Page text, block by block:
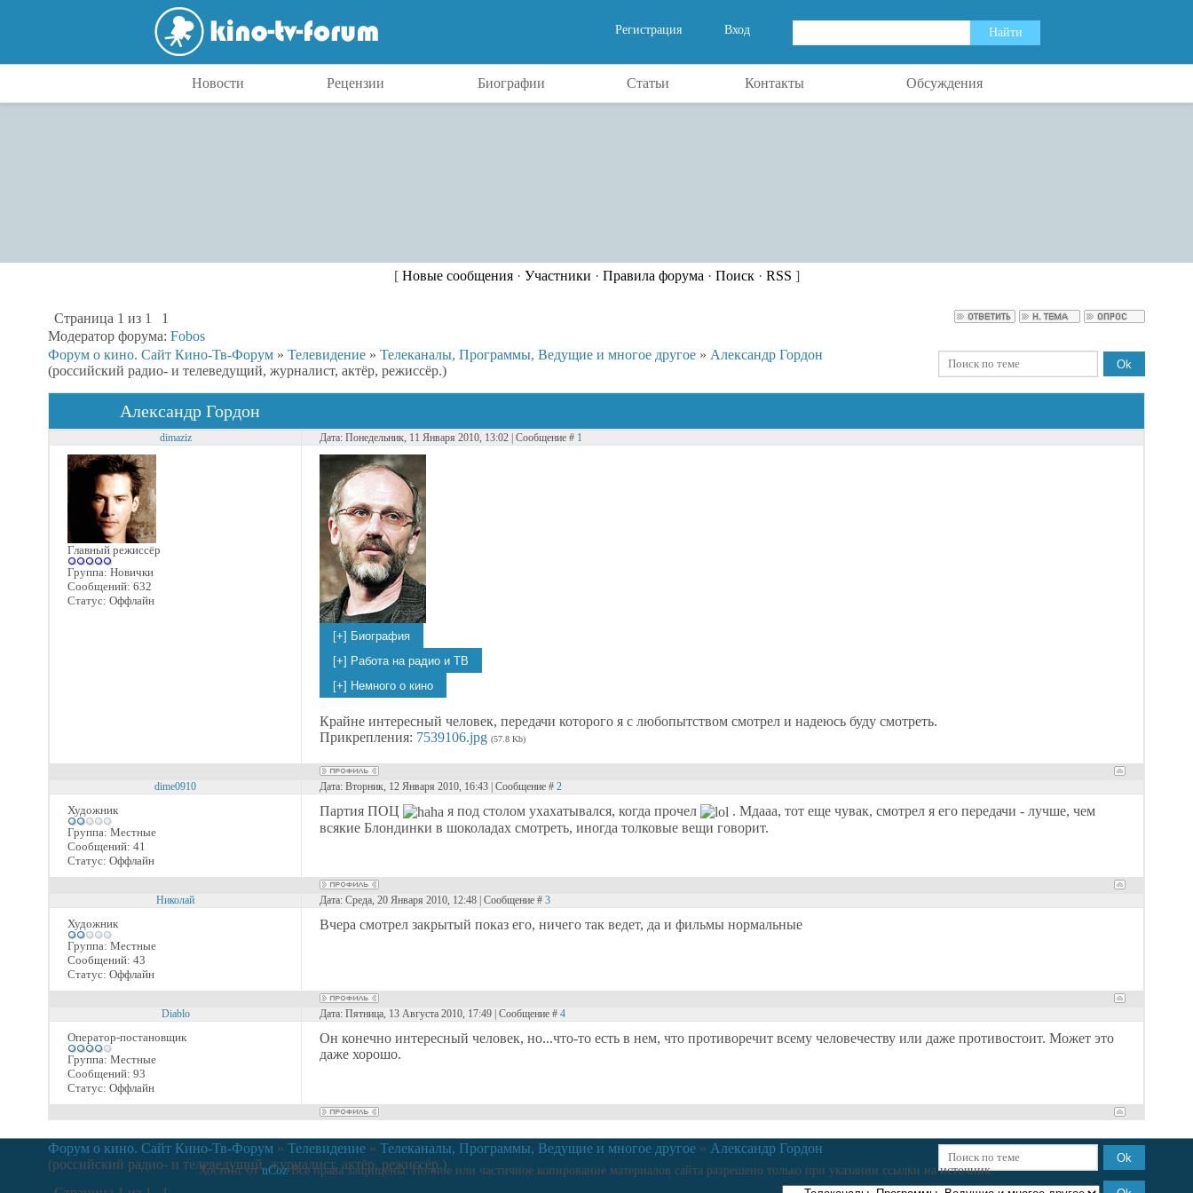
Вход
Регистрация
Новости Рецензии Биографии Статьи Контакты Обсуждения
[ Новые сообщения· Участники · Правила форума · Поиск· RSS ]
Страница 1 из 1
1
Модератор форума: Fobos
Форум о кино. Сайт Кино-Тв-Форум » Телевидение » Телеканалы, Программы, Ведущие и многое другое » Александр Гордон
(российский радио- и телеведущий, журналист, актёр, режиссёр.)
Александр Гордон
dimaziz Дата: Понедельник, 11 Января 2010, 13:02 | Сообщение # 1
Главный режиссёр
Группа: Новички
Сообщений: 632
Статус: Оффлайн
Крайне интересный человек, передачи которого я с любопытством смотрел и надеюсь буду смотреть.
Прикрепления: 7539106.jpg (57.8 Kb)
dime0910 Дата: Вторник, 12 Января 2010, 16:43 | Сообщение # 2
Художник
Группа: Местные
Сообщений: 41
Статус: Оффлайн
Партия ПОЦ я под столом ухахатывался, когда прочел
. Мдааа, тот еще чувак, смотрел я его передачи - лучше, чем
всякие Блондинки в шоколадах смотреть, иногда толковые вещи говорит.
Николай Дата: Среда, 20 Января 2010, 12:48 | Сообщение # 3
Художник
Группа: Местные
Сообщений: 43
Статус: Оффлайн
Вчера смотрел закрытый показ его, ничего так ведет, да и фильмы нормальные
Diablo Дата: Пятница, 13 Августа 2010, 17:49 | Сообщение # 4
Оператор-постановщик
Группа: Местные
Сообщений: 93
Статус: Оффлайн
Он конечно интересный человек, но...что-то есть в нем, что противоречит всему человечеству или даже противостоит. Может это
даже хорошо.
Форум о кино. Сайт Кино-Тв-Форум » Телевидение » Телеканалы, Программы, Ведущие и многое другое » Александр Гордон
(российский радио- и телеведущий, журналист, актёр, режиссёр.)
Хостинг отuCozВсе права защищены. Полное или частичное копирование материалов сайта разрешено только при указании ссылки на источник.